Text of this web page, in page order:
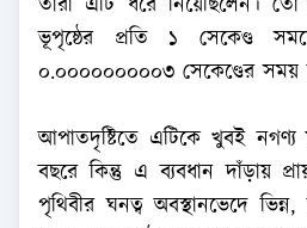
তারা এটি ধরে নিয়েছিলেন।
ভূপৃষ্ঠের প্রতি ১ সেকেণ্ড
০.০০০০০০০০০৩ সেকেণ্ডের সময়
আপাতদৃষ্টিতে এটিকে খুবই
বছরে কিন্তু এ ব্যবধান দাঁড়ায়
পৃথিবীর ঘনত্ব অবস্থানভেদে